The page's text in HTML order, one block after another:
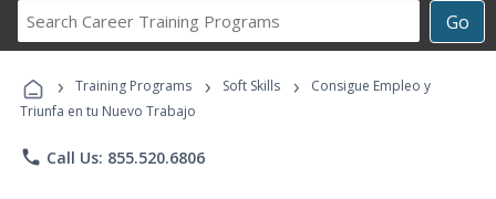
Go
Career
Programs
› Training Programs › Soft Skills ›
Consigue Empleo y
Triunfa en tu Nuevo Trabajo
phone Call Us: 855.520.6806